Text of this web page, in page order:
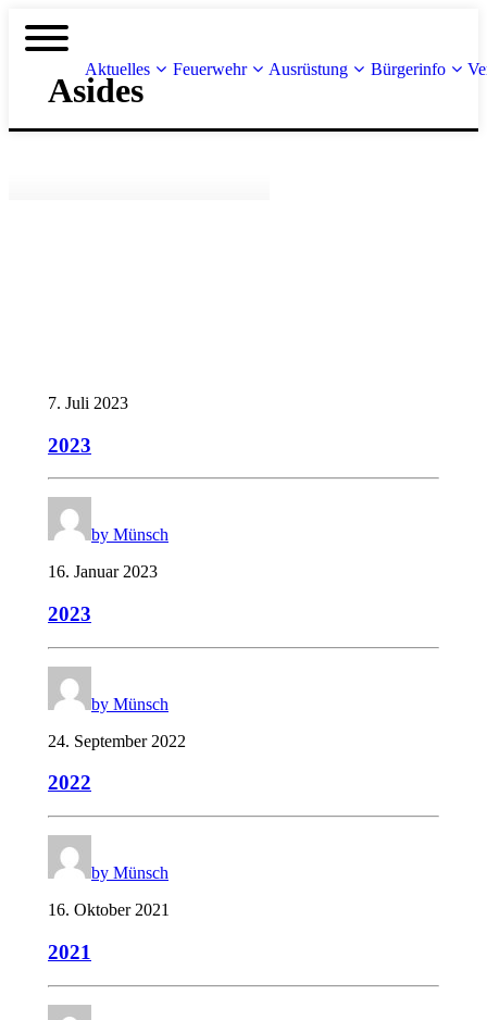
Aktuelles Feuerwehr Ausrüstung Bürgerinfo
Asides
7. Juli 2023
2023
by Münsch
16. Januar 2023
2023
by Münsch
24. September 2022
2022
by Münsch
16. Oktober 2021
2021